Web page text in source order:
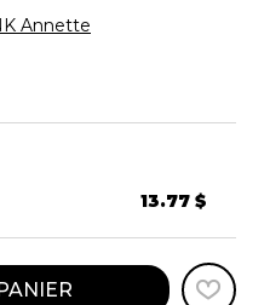
Annette
13.77 $